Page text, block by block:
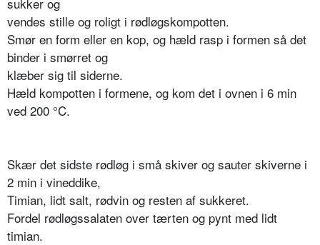
vendes stille og roligt i rødløgskompotten.
Smør en form eller en kop, og hæld rasp i formen så det
binder i smørret og
klæber sig til siderne.
Hæld kompotten i formene, og kom det i ovnen i 6 min
ved 200 °C.
Skær det sidste rødløg i små skiver og sauter skiverne i
2 min i vineddike,
Timian, lidt salt, rødvin og resten af sukkeret.
Fordel rødløgssalaten over tærten og pynt med lidt
timian.